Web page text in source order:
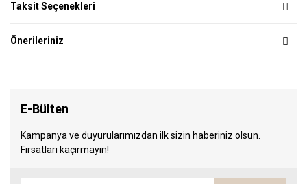
Taksit Seçenekleri
Önerileriniz
E-Bülten
Kampanya ve duyurularımızdan ilk sizin haberiniz olsun.
Fırsatları kaçırmayın!